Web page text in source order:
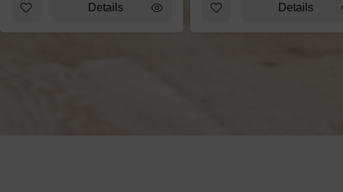
Zum Merkzettel hinzufügen: Allerlei-Baum weiß
Details Zum MerkzettelDetails